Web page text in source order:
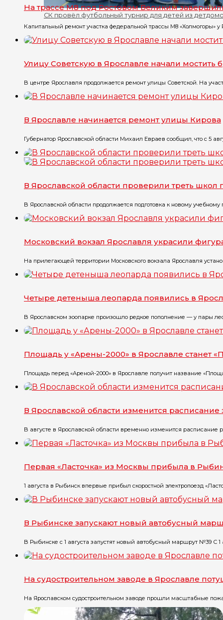
СК провёл футбольный турнир для детей из
На трассе М8 под Ростовом Великим
Капитальный ремонт участка федеральной трассы М8 «Холмогоры» у
Улицу Советскую в Ярославле начали мостить
В центре Ярославля продолжается ремонт улицы Советской. На
В Ярославле начинается ремонт улицы Кирова
Губернатор Ярославской области Михаил Евраев сообщил, что с 5
В Ярославской области проверили треть
В Ярославской области продолжается подготовка к новому
Московский вокзал Ярославля украсили
На прилегающей территории Московского вокзала Ярославля
Четыре детеныша леопарда появились в
В Ярославском зоопарке произошло редкое пополнение — у пары
Площадь у «Арены-2000» в Ярославле станет
Площадь перед «Ареной-2000» в Ярославле получит название
В Ярославской области изменится расписание
В августе в Ярославской области временно изменится расписание
Первая «Ласточка» из Москвы прибыла в
1 августа в Рыбинск впервые прибыл скоростной электропоезд
В Рыбинске запускают новый автобусный
В Рыбинске с 1 августа запустят новый автобусный маршрут №39 С 1
На судостроительном заводе в Ярославле
На Ярославском судостроительном заводе прошли масштабные